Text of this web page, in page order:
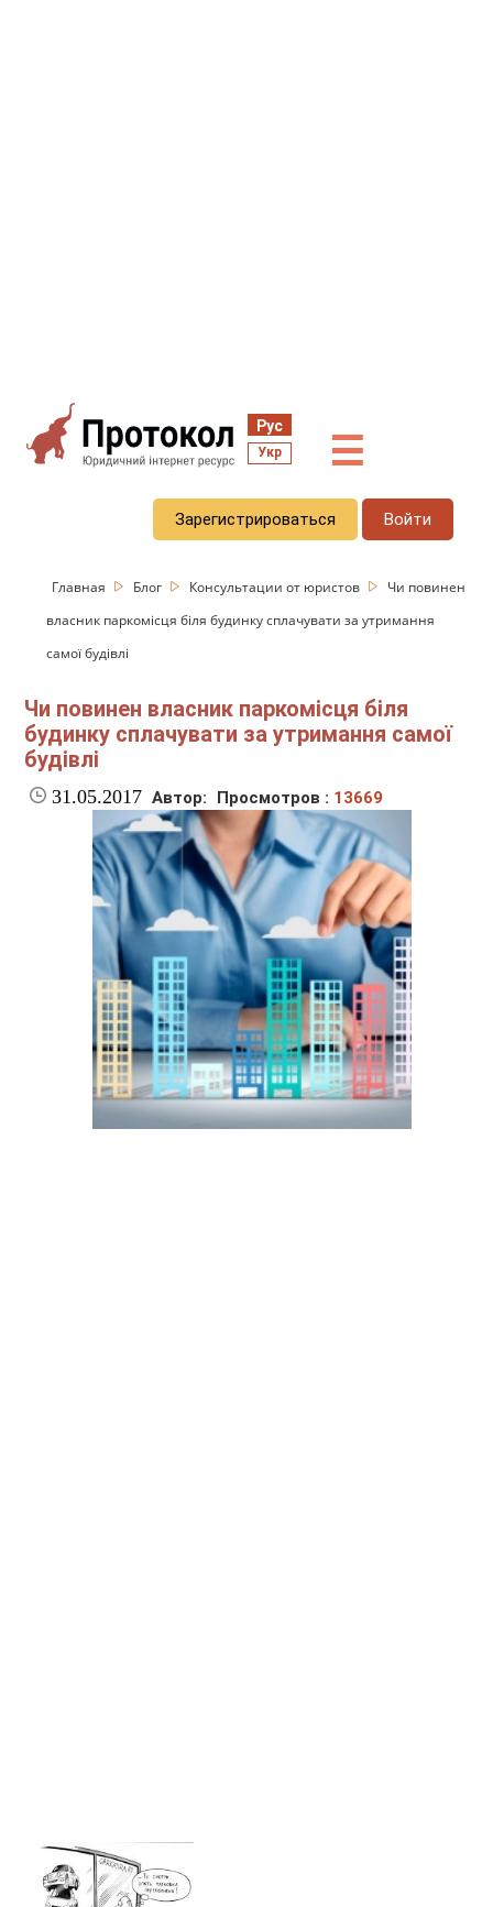
Рус
Укр ☰
Зарегистрироваться Войти
Главная Блог Консультации от юристов
Чи повинен
власник паркомісця біля будинку сплачувати за утримання
самої будівлі
Чи повинен власник паркомісця біля
будинку сплачувати за утримання самої
будівлі
31.05.2017 Автор: Просмотров : 13669